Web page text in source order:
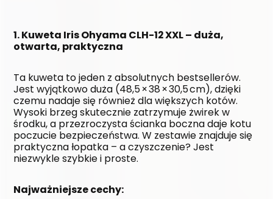
1. Kuweta Iris Ohyama CLH-12 XXL – duża,
otwarta, praktyczna
Ta kuweta to jeden z absolutnych bestsellerów.
Jest wyjątkowo duża (48,5 × 38 × 30,5 cm), dzięki
czemu nadaje się również dla większych kotów.
Wysoki brzeg skutecznie zatrzymuje żwirek w
środku, a przezroczysta ścianka boczna daje kotu
poczucie bezpieczeństwa. W zestawie znajduje się
praktyczna łopatka – a czyszczenie? Jest
niezwykle szybkie i proste.
Najważniejsze cechy: